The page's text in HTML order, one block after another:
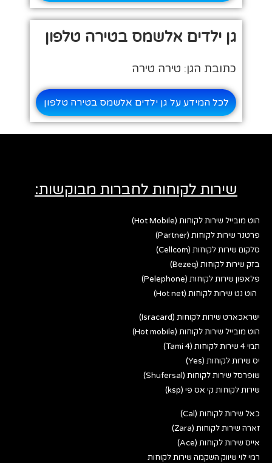
גן ילדים אלשמס בטירה טלפון
כתובת הגן: טירה טירה
לכל המידע על גן ילדים אלשמס בטירה טלפון
שירות לקוחות לחברות מבוקשות:
הוט מובייל שירות לקוחות (Hot Mobile)
פרטנר שירות לקוחות (Partner)
סלקום שירות לקוחות (Cellcom)
בזק שירות לקוחות (Bezeq)
פלאפון שירות לקוחות (Pelephone)
הוט נט שירות לקוחות (Hot net)
ישראכארט שירות לקוחות (Isracard)
הוט מובייל שירות לקוחות (Hot mobile)
תמי 4 שירות לקוחות (Tami 4)
יס שירות לקוחות (Yes)
שופרסל שירות לקוחות (Shufersal)
שירות לקוחות קי אס פי (ksp)
כאל שירות לקוחות (Cal)
זארה שירות לקוחות (Zara)
אייס שירות לקוחות (Ace)
רמי לוי שיווק השקמה שירות לקוחות